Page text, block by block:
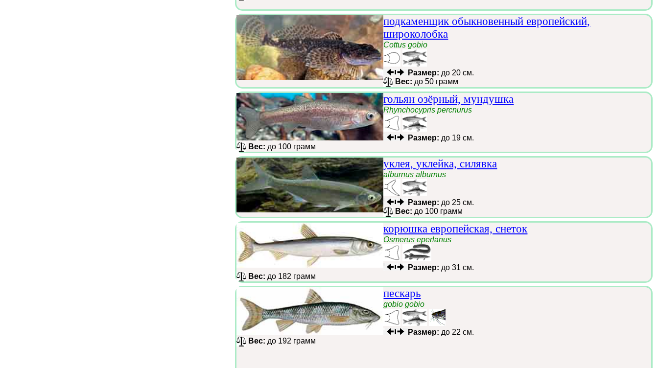
подкаменщик обыкновенный европейский,
широколобка
Cottus gobio
Размер: до 20 см.
Вес: до 50 грамм
гольян озёрный, мундушка
Rhynchocypris percnurus
Размер: до 19 см.
Вес: до 100 грамм
уклея, уклейка, силявка
alburnus alburnus
Размер: до 25 см.
Вес: до 100 грамм
корюшка европейская, снеток
Osmerus eperlanus
Размер: до 31 см.
Вес: до 182 грамм
пескарь
gobio gobio
Размер: до 22 см.
Вес: до 192 грамм